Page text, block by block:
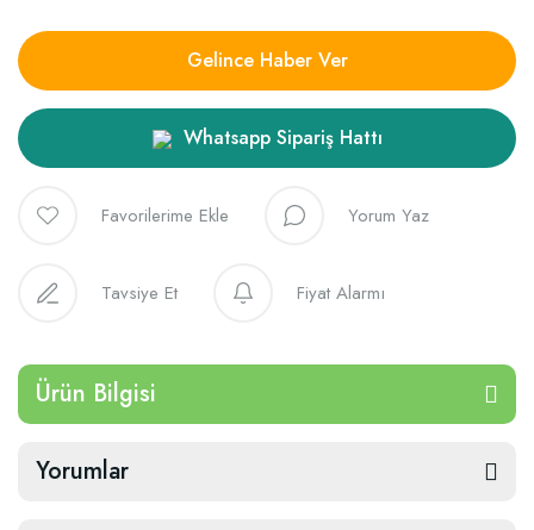
Gelince Haber Ver
Whatsapp Sipariş Hattı
Yorum Yaz
Tavsiye Et Fiyat Alarmı
Ürün Bilgisi
Yorumlar